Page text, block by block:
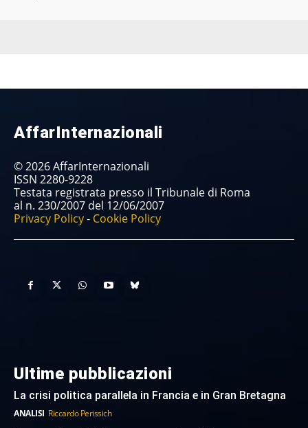
AffarInternazionali
© 2026 AffarInternazionali
ISSN 2280-9228
Testata registrata presso il Tribunale di Roma
al n. 230/2007 del 12/06/2007
Privacy Policy- Cookie Policy
Ultime pubblicazioni
La crisi politica parallela in Francia e in Gran Bretagna
ANALISI Riccardo Perissich